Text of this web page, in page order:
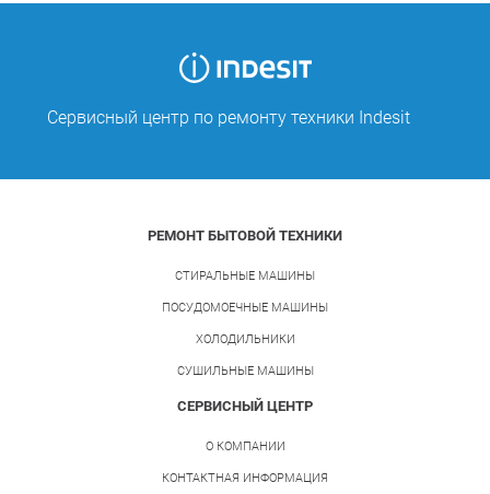
Сервисный центр по ремонту техники Indesit
РЕМОНТ БЫТОВОЙ ТЕХНИКИ
СТИРАЛЬНЫЕ МАШИНЫ
ПОСУДОМОЕЧНЫЕ МАШИНЫ
ХОЛОДИЛЬНИКИ
СУШИЛЬНЫЕ МАШИНЫ
СЕРВИСНЫЙ ЦЕНТР
О КОМПАНИИ
КОНТАКТНАЯ ИНФОРМАЦИЯ